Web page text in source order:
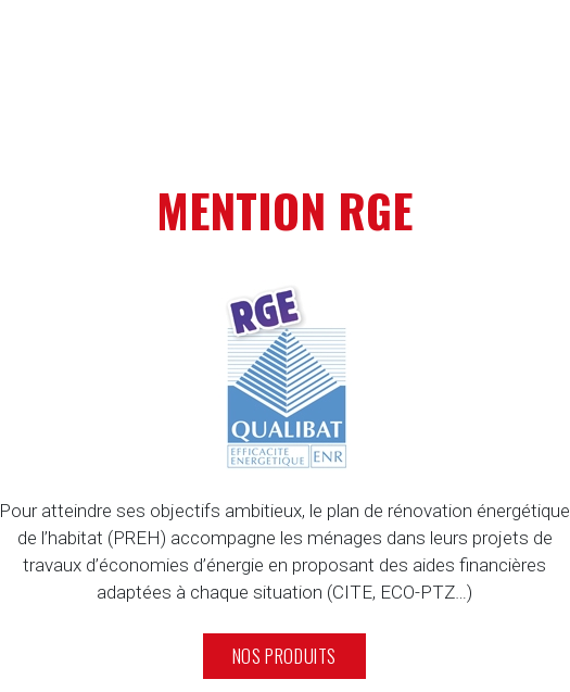
MENTION RGE
Pour atteindre ses objectifs ambitieux, le plan de rénovation énergétique
de l’habitat (PREH) accompagne les ménages dans leurs projets de
travaux d’économies d’énergie en proposant des aides financières
adaptées à chaque situation (CITE, ECO-PTZ…)
NOS PRODUITS